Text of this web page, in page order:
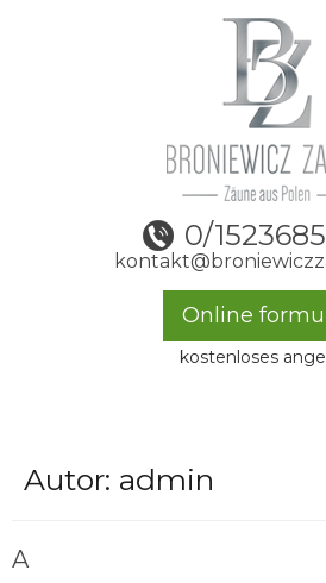
0/
Online
kostenloses
Autor: admin
A